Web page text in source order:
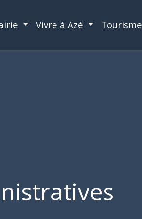
Vivre à Azé Tourisme